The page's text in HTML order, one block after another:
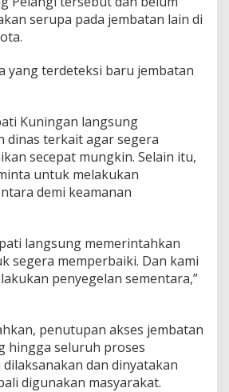
serupa pada jembatan lain di
yang terdeteksi baru jembatan
Kuningan langsung
dinas terkait agar segera
secepat mungkin. Selain itu,
untuk melakukan
demi keamanan
langsung memerintahkan
segera memperbaiki. Dan kami
penyegelan sementara,”
penutupan akses jembatan
hingga seluruh proses
dan dinyatakan
digunakan masyarakat.